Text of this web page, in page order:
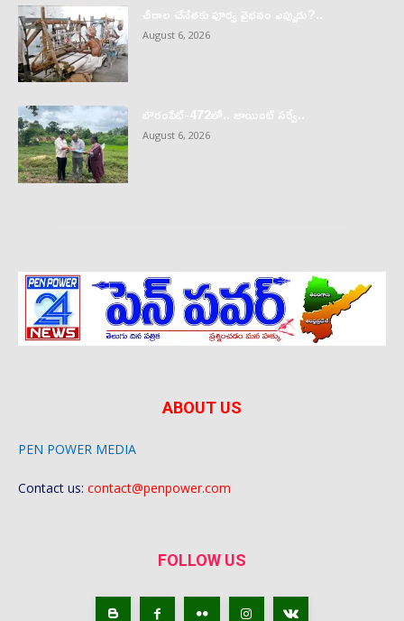
చీరాల చేనేతకు పూర్వ వైభవం ఎప్పుడు?..
August 6, 2026
బౌరంపేట్-472లో.. జాయింట్ సర్వే..
August 6, 2026
ABOUT US
PEN POWER MEDIA
Contact us: contact@penpower.com
FOLLOW US